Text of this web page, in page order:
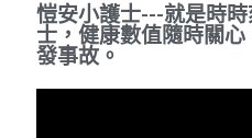
愷安小護士---就是時
士，健康數值隨時關
發事故。